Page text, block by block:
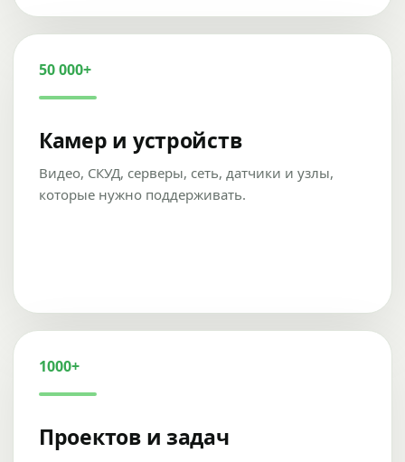
50 000+
Камер и устройств
Видео, СКУД, серверы, сеть, датчики и узлы,
которые нужно поддерживать.
1000+
Проектов и задач